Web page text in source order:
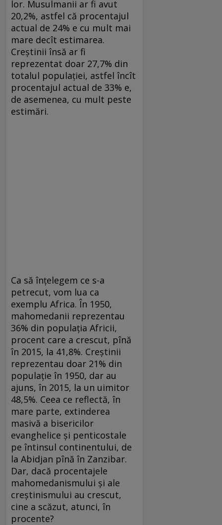
lor. Musulmanii ar fi avut
20,2%, astfel că procentajul
actual de 24% e cu mult mai
mare decît estimarea.
Creștinii însă ar fi
reprezentat doar 27,7% din
totalul populației, astfel încît
procentajul actual de 33% e,
de asemenea, cu mult peste
estimări.
Ca să înțelegem ce s-a
petrecut, vom lua ca
exemplu Africa. În 1950,
mahomedanii reprezentau
36% din populația Africii,
procent care a crescut, pînă
în 2015, la 41,8%. Creștinii
reprezentau doar 21% din
populație în 1950, dar au
ajuns, în 2015, la un uimitor
48,5%. Ceea ce reflectă, în
mare parte, extinderea
masivă a bisericilor
evanghelice și penticostale
pe întinsul continentului, de
la Abidjan pînă în Zanzibar.
Dar, dacă procentajele
mahomedanismului și ale
creștinismului au crescut,
cine a scăzut, atunci, în
procente?